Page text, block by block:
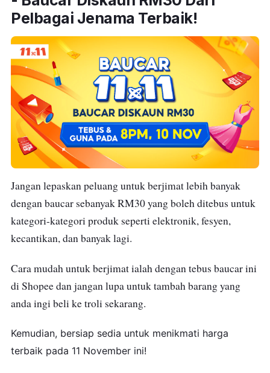
Pelbagai Jenama Terbaik!
Jangan lepaskan peluang untuk berjimat lebih banyak
dengan baucar sebanyak RM30 yang boleh ditebus untuk
kategori-kategori produk seperti elektronik, fesyen,
kecantikan, dan banyak lagi.
Cara mudah untuk berjimat ialah dengan tebus baucar ini
di Shopee dan jangan lupa untuk tambah barang yang
anda ingi beli ke troli sekarang.
Kemudian, bersiap sedia untuk menikmati harga
terbaik pada 11 November ini!